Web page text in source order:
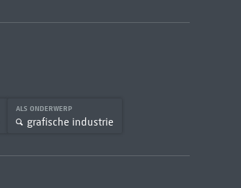
ALS ONDERWERP
grafische industrie